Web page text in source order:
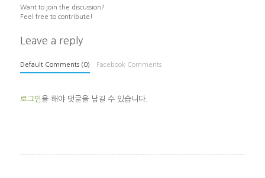
Want to join the discussion?
Feel free to contribute!
Leave a reply
Default Comments (0) Facebook Comments
로그인을 해야 댓글을 남길 수 있습니다.